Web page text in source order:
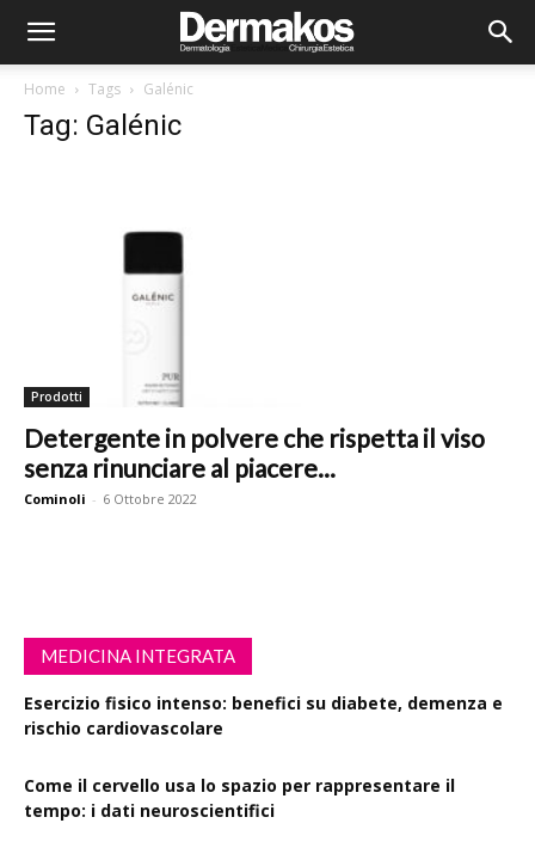
Home Tags Galénic
Tag: Galénic
Prodotti
Detergente in polvere che rispetta il viso
senza rinunciare al piacere...
Cominoli - 6 Ottobre 2022
MEDICINA INTEGRATA
Esercizio fisico intenso: benefici su diabete, demenza e
rischio cardiovascolare
Come il cervello usa lo spazio per rappresentare il
tempo: i dati neuroscientifici